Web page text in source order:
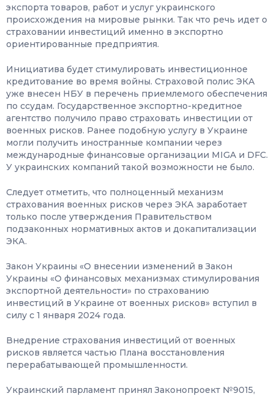
экспорта товаров, работ и услуг украинского
происхождения на мировые рынки. Так что речь идет о
страховании инвестиций именно в экспортно
ориентированные предприятия.
Инициатива будет стимулировать инвестиционное
кредитование во время войны. Страховой полис ЭКА
уже внесен НБУ в перечень приемлемого обеспечения
по ссудам. Государственное экспортно-кредитное
агентство получило право страховать инвестиции от
военных рисков. Ранее подобную услугу в Украине
могли получить иностранные компании через
международные финансовые организации MIGA и DFC.
У украинских компаний такой возможности не было.
Следует отметить, что полноценный механизм
страхования военных рисков через ЭКА заработает
только после утверждения Правительством
подзаконных нормативных актов и докапитализации
ЭКА.
Закон Украины «О внесении изменений в Закон
Украины «О финансовых механизмах стимулирования
экспортной деятельности» по страхованию
инвестиций в Украине от военных рисков» вступил в
силу с 1 января 2024 года.
Внедрение страхования инвестиций от военных
рисков является частью Плана восстановления
перерабатывающей промышленности.
Украинский парламент принял Законопроект №9015,